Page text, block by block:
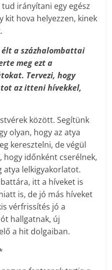
irányítani egy egész
kit hova helyezzen, kinek
a százhalombattai
meg ezt a
Tervezi, hogy
az itteni hívekkel,
között. Segítünk
olyan, hogy az atya
keresztelni, de végül
hogy időnként cserélnek,
atya lelkigyakorlatot.
itt a híveket is
is, de jó más híveket
vérfrissítés jó a
hallgatnak, új
a hit dolgaiban.